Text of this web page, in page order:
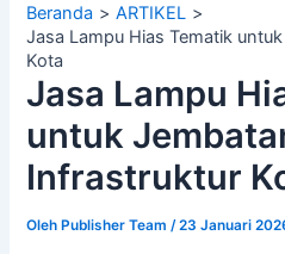
Beranda
ARTIKEL
Jasa Lampu Hias Tematik
Kota
Jasa Lampu
untuk
Infrastruktur
OlehPublisher Team /23 Januari